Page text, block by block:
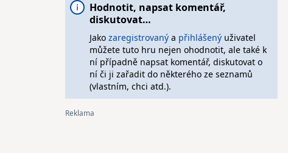
Hodnotit, napsat komentář,
diskutovat…
Jako zaregistrovanýa přihlášenýuživatel
můžete tuto hru nejen ohodnotit, ale také k
ní případně napsat komentář, diskutovat o
ní či ji zařadit do některého ze seznamů
(vlastním, chci atd.).